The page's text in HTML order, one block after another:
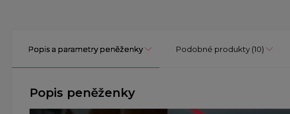
Popis a parametry peněženky Podobné produkty (10)
Popis peněženky